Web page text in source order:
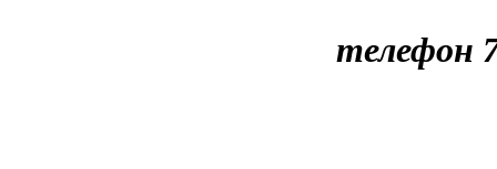
телефон